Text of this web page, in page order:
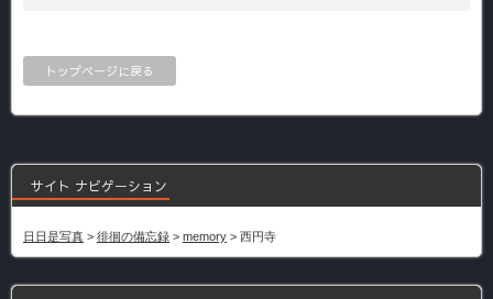
トップページに戻る
サイト ナビゲーション
日日是写真 > 徘徊の備忘録 > memory > 西円寺